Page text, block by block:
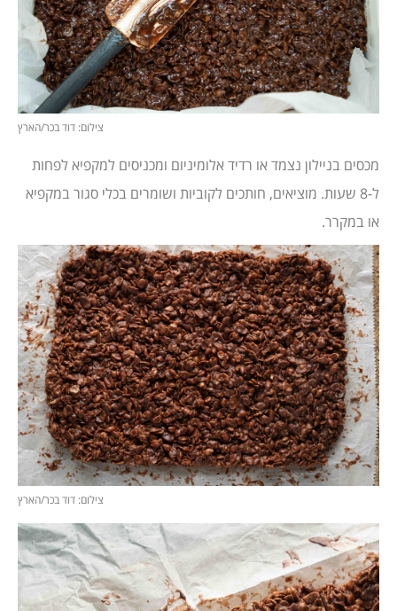
צילום: דוד בכר/הארץ
מכסים בניילון נצמד או רדיד אלומיניום ומכניסים למקפיא לפחות
ל-8 שעות. מוציאים, חותכים לקוביות ושומרים בכלי סגור במקפיא
או במקרר.
צילום: דוד בכר/הארץ